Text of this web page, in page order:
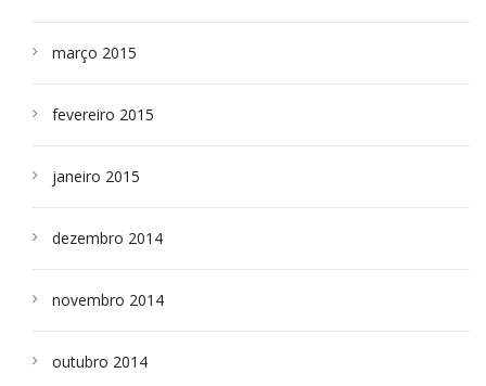
março 2015
fevereiro 2015
janeiro 2015
dezembro 2014
novembro 2014
outubro 2014